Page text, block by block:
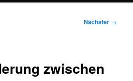
Nächster →
zwischen